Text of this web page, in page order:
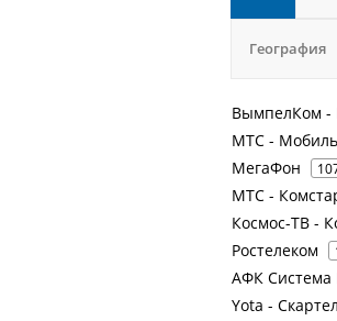
География
ВымпелКом -
МТС -
МегаФон
МТС -
Космос-ТВ -
Ростелеком
АФК Система
Yota -